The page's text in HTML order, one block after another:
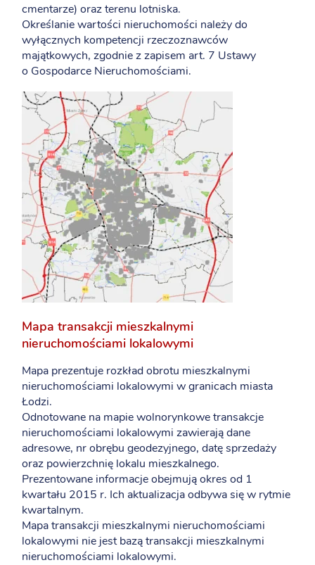
cmentarze) oraz terenu lotniska.
Określanie wartości nieruchomości należy do
wyłącznych kompetencji rzeczoznawców
majątkowych, zgodnie z zapisem art. 7 Ustawy
o Gospodarce Nieruchomościami.
Mapa transakcji mieszkalnymi
nieruchomościami lokalowymi
Mapa prezentuje rozkład obrotu mieszkalnymi
nieruchomościami lokalowymi w granicach miasta
Łodzi.
Odnotowane na mapie wolnorynkowe transakcje
nieruchomościami lokalowymi zawierają dane
adresowe, nr obrębu geodezyjnego, datę sprzedaży
oraz powierzchnię lokalu mieszkalnego.
Prezentowane informacje obejmują okres od 1
kwartału 2015 r. Ich aktualizacja odbywa się w rytmie
kwartalnym.
Mapa transakcji mieszkalnymi nieruchomościami
lokalowymi nie jest bazą transakcji mieszkalnymi
nieruchomościami lokalowymi.